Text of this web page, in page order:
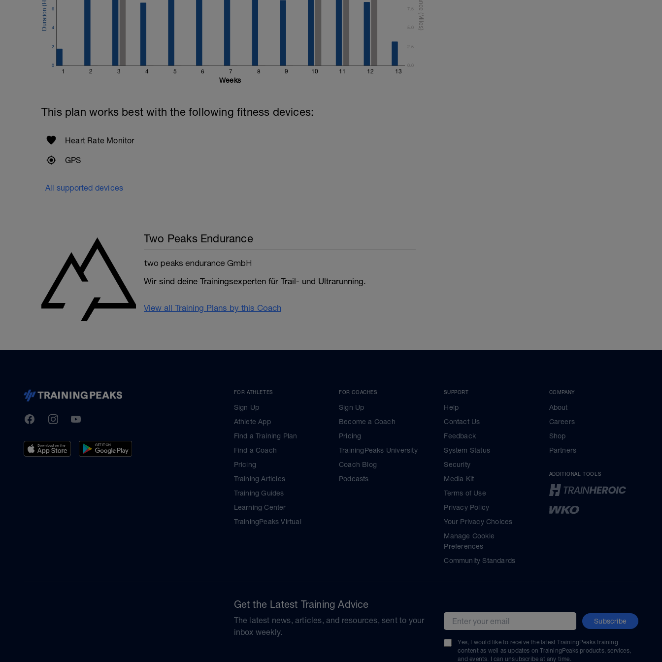
1 2 3 4 5 6 7 8 9 10 11 12 13
0
2
4
6
0.0
2.5
5.0
7.5
Weeks
This plan works best with the following fitness devices:
Heart Rate Monitor
GPS
All supported devices
Two Peaks Endurance
two peaks endurance GmbH
Wir sind deine Trainingsexperten für Trail- und Ultrarunning.
View all Training Plans by this Coach
TrainingPeaks
FacebookInstagramYoutube
FOR ATHLETES
Sign Up
Athlete App
Find a Training Plan
Find a Coach
Pricing
Training Articles
Training Guides
Learning Center
TrainingPeaks Virtual
FOR COACHES
Sign Up
Become a Coach
Pricing
TrainingPeaks University
Coach Blog
Podcasts
SUPPORT
Help
Contact Us
Feedback
System Status
Security
Media Kit
Terms of Use
Privacy Policy
Your Privacy Choices
Manage Cookie
Preferences
Community Standards
COMPANY
About
Careers
Shop
Partners
ADDITIONAL TOOLS
Get the Latest Training Advice
The latest news, articles, and resources, sent to your
inbox weekly.
Email address Subscribe
Yes, I would like to receive the latest TrainingPeaks training
content as well as updates on TrainingPeaks products, services,
and events. I can unsubscribe at any time.